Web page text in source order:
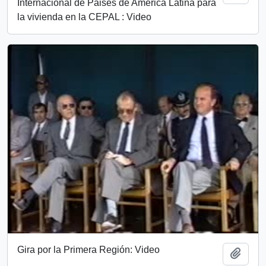
Internacional de Paises de América Latina para
la vivienda en la CEPAL : Video
Gira por la Primera Región: Video